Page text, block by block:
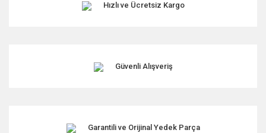
Hızlı ve Ücretsiz Kargo
Güvenli Alışveriş
Garantili ve Orijinal Yedek Parça